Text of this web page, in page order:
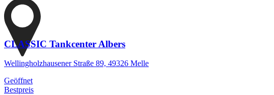
CLASSIC Tankcenter Albers
Wellingholzhausener Straße 89, 49326 Melle
Geöffnet
Bestpreis